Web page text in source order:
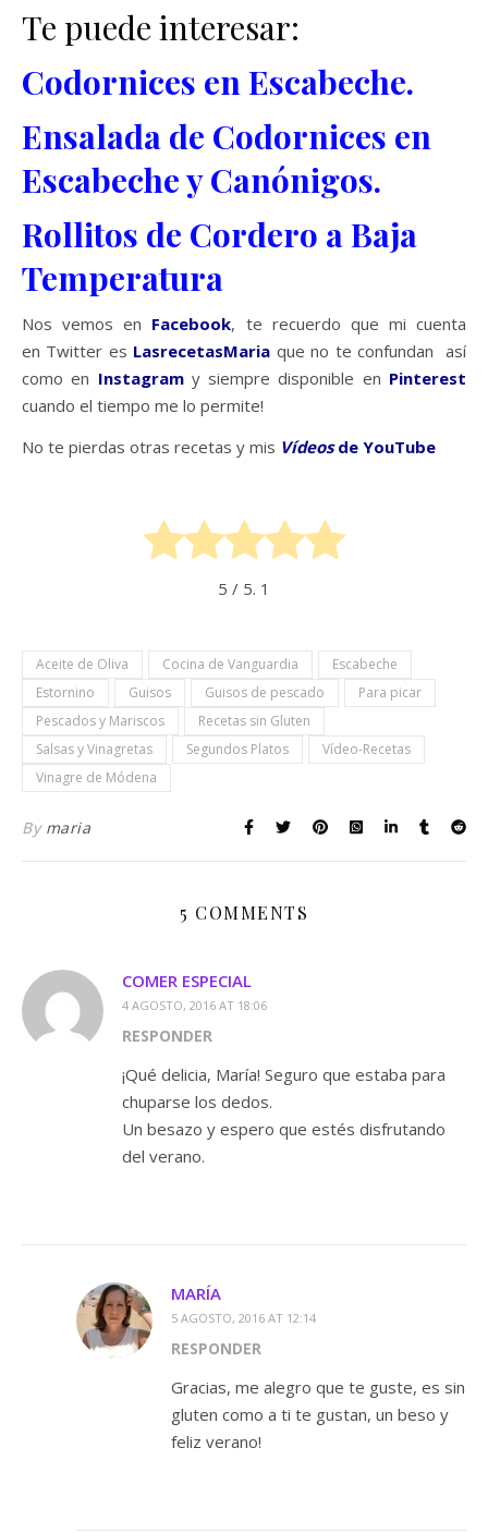
Te puede interesar:
Codornices en Escabeche.
Ensalada de Codornices en
Escabeche y Canónigos.
Rollitos de Cordero a Baja
Temperatura
Nos vemos en Facebook, te recuerdo que mi cuenta
en Twitter es LasrecetasMaria que no te confundan así
como en Instagramy siempre disponible en Pinterest
cuando el tiempo me lo permite!
No te pierdas otras recetas y mis Vídeosde YouTube
5 / 5. 1
Aceite de Oliva Cocina de Vanguardia
Escabeche
Estornino
Guisos Guisos de pescado
Para picar
Pescados y Mariscos
Recetas sin Gluten
Salsas y Vinagretas
Segundos Platos
Vídeo-Recetas
Vinagre de Módena
By maria
5 COMMENTS
COMER ESPECIAL
4 AGOSTO, 2016 AT 18:06
RESPONDER
¡Qué delicia, María! Seguro que estaba para
chuparse los dedos.
Un besazo y espero que estés disfrutando
del verano.
MARÍA
5 AGOSTO, 2016 AT 12:14
RESPONDER
Gracias, me alegro que te guste, es sin
gluten como a ti te gustan, un beso y
feliz verano!